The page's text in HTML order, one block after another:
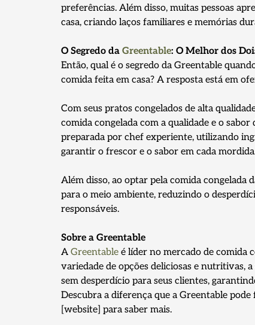
preferências. Além disso, muitas pessoas
casa, criando laços familiares e memórias
O Segredo da Greentable: O Melhor dos
Então, qual é o segredo da Greentable
comida feita em casa? A resposta está em
Com seus pratos congelados de alta
comida congelada com a qualidade e o
preparada por chef experiente, utilizando
garantir o frescor e o sabor em cada
Além disso, ao optar pela comida congelada
para o meio ambiente, reduzindo o
responsáveis.
Sobre a Greentable
A Greentable é líder no mercado de comida
variedade de opções deliciosas e nutritivas,
sem desperdício para seus clientes,
Descubra a diferença que a Greentable
[website] para saber mais.